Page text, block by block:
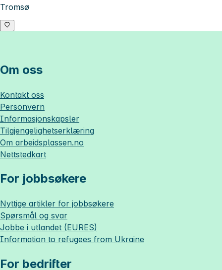
Tromsø
Om oss
Kontakt oss
Personvern
Informasjonskapsler
Tilgjengelighetserklæring
Om arbeidsplassen.no
Nettstedkart
For jobbsøkere
Nyttige artikler for jobbsøkere
Spørsmål og svar
Jobbe i utlandet (EURES)
Information to refugees from Ukraine
For bedrifter